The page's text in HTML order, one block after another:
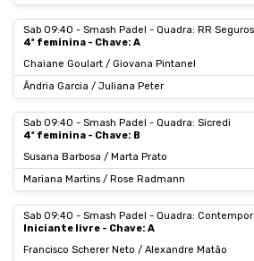
Sab 09:40 - Smash Padel - Quadra: RR Seguros
4ª feminina - Chave: A
Chaiane Goulart / Giovana Pintanel
Ândria Garcia / Juliana Peter
Sab 09:40 - Smash Padel - Quadra: Sicredi
4ª feminina - Chave: B
Susana Barbosa / Marta Prato
Mariana Martins / Rose Radmann
Sab 09:40 - Smash Padel - Quadra:
Iniciante livre - Chave: A
Francisco Scherer Neto / Alexandre Matão